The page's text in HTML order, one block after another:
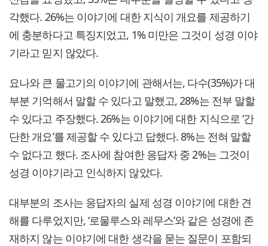
각했다. 26%는 이야기에 대한 지식이 개요를 제공하기
에 충분하다고 특징지었고, 1% 미만은 그것이 성경 이야
기라고 믿지 않았다.
요나와 큰 물고기의 이야기에 관해서는, 다수(35%)가 대
부분 기억해서 말할 수 있다고 말했고, 28%는 전부 말할
수 있다고 주장했다. 26%는 이야기에 대한 지식으로 ‘간
단한 개요’를 제공할 수 있다고 답했다. 8%는 전혀 말할
수 없다고 했다. 조사에 참여한 응답자 중 2%는 그것이
성경 이야기라고 인식하지 않았다.
대부분의 조사는 응답자의 실제 성경 이야기에 대한 견
해를 다루었지만, ‘로물루스와 레무스’와 같은 성경에 존
재하지 않는 이야기에 대한 생각을 묻는 질문이 포함되